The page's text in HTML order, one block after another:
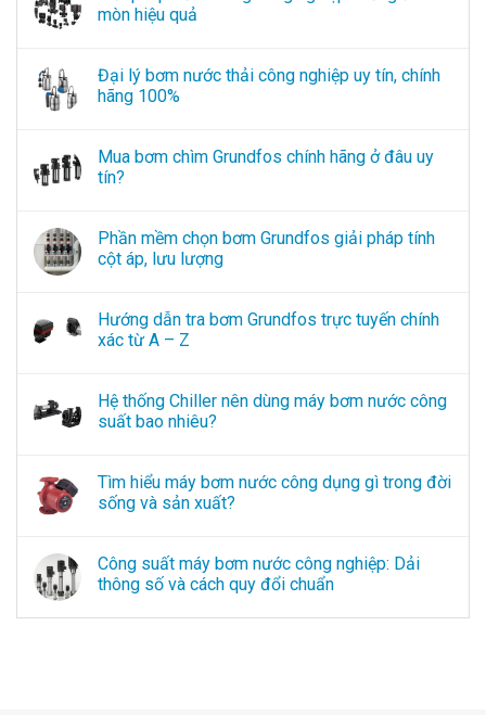
mòn hiệu quả
Đại lý bơm nước thải công nghiệp uy tín, chính
hãng 100%
Mua bơm chìm Grundfos chính hãng ở đâu uy
tín?
Phần mềm chọn bơm Grundfos giải pháp tính
cột áp, lưu lượng
Hướng dẫn tra bơm Grundfos trực tuyến chính
xác từ A – Z
Hệ thống Chiller nên dùng máy bơm nước công
suất bao nhiêu?
Tìm hiểu máy bơm nước công dụng gì trong đời
sống và sản xuất?
Công suất máy bơm nước công nghiệp: Dải
thông số và cách quy đổi chuẩn